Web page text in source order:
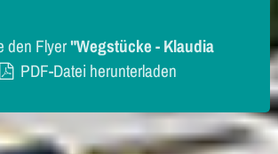
den Flyer"Wegstücke - Klaudia
PDF-Datei herunterladen